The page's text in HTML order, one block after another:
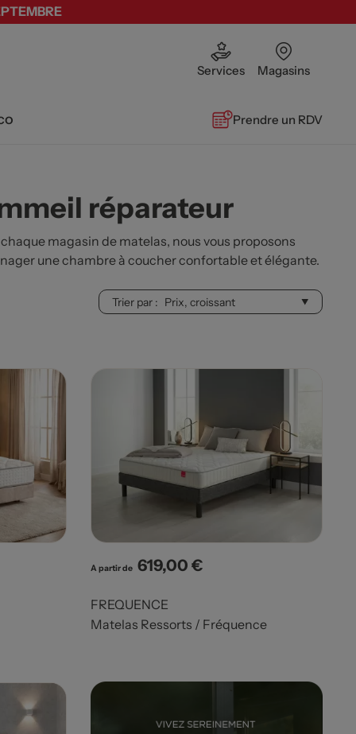
Services Magasins
Prendre un RDV
réparateur
chaque magasin de matelas, nous vous proposons
une chambre à coucher confortable et élégante.
Trier par :
A partir de Prix
619,00 €
FREQUENCE
Matelas Ressorts / Fréquence